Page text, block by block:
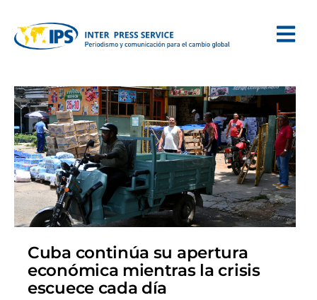
Cuba continúa su apertura
económica mientras la crisis
escuece cada día